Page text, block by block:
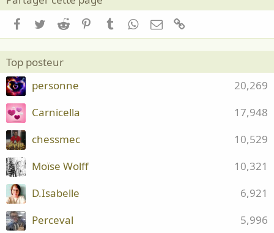
Facebook
TwitterReddit PinterestTumblrWhatsApp
Email
Top posteur
20,269
personne
17,948
Carnicella
10,529
chessmec
10,321
Moïse Wolff
6,921
D.Isabelle
5,996
Perceval